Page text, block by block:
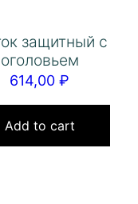
защитный с
оголовьем
614,00₽
Add to cart